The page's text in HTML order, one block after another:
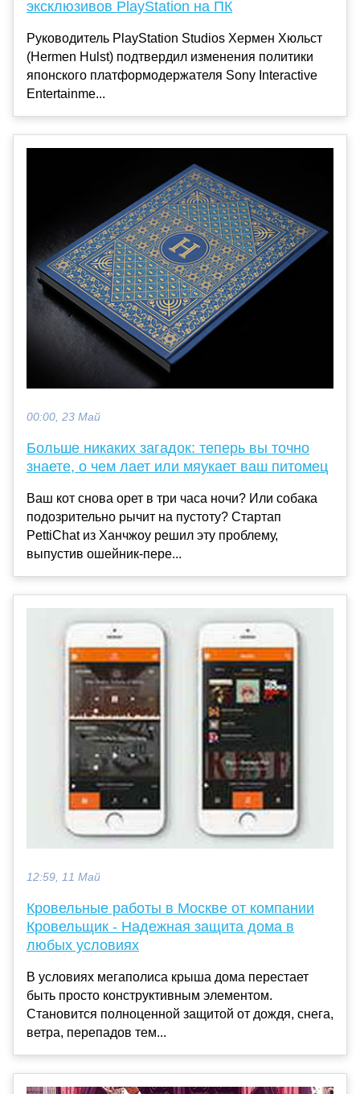
эксклюзивов PlayStation на ПК
Руководитель PlayStation Studios Хермен Хюльст
(Hermen Hulst) подтвердил изменения политики
японского платформодержателя Sony Interactive
Entertainme...
00:00, 23 Май
Больше никаких загадок: теперь вы точно
знаете, о чем лает или мяукает ваш питомец
Ваш кот снова орет в три часа ночи? Или собака
подозрительно рычит на пустоту? Стартап
PettiChat из Ханчжоу решил эту проблему,
выпустив ошейник-пере...
12:59, 11 Май
Кровельные работы в Москве от компании
Кровельщик - Надежная защита дома в
любых условиях
В условиях мегаполиса крыша дома перестает
быть просто конструктивным элементом.
Становится полноценной защитой от дождя, снега,
ветра, перепадов тем...